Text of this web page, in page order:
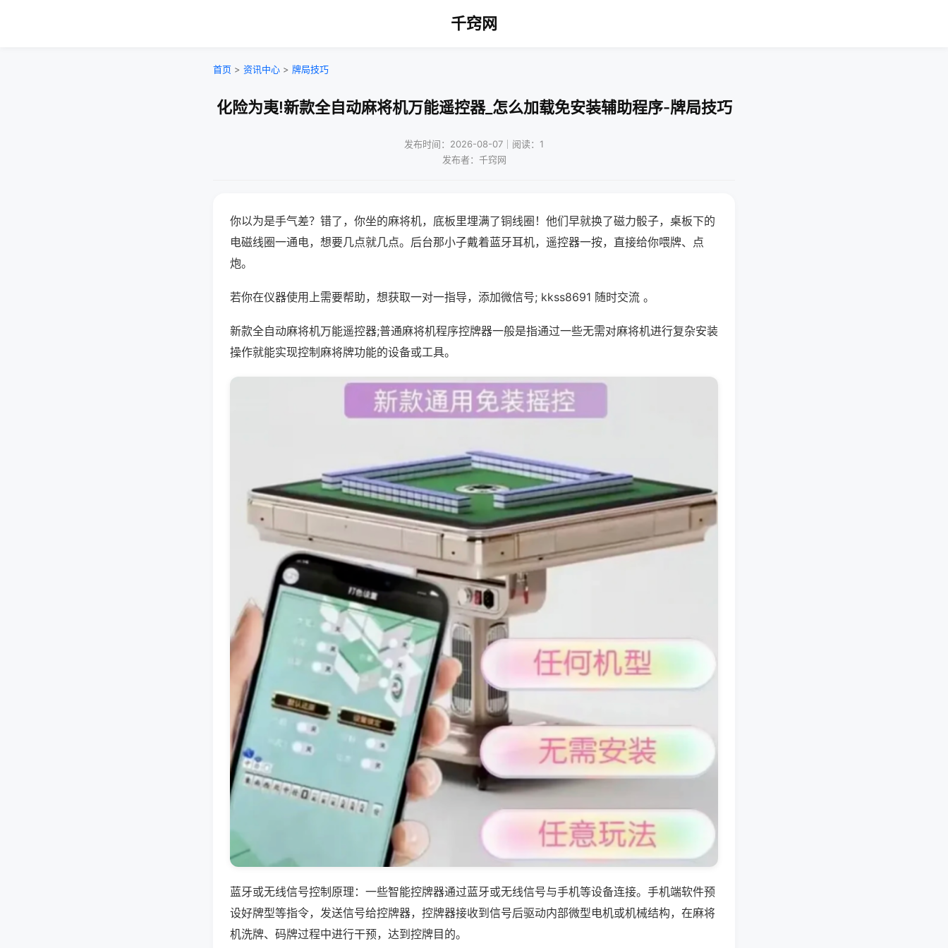
千窍网
首页 > 资讯中心 > 牌局技巧
化险为夷!新款全自动麻将机万能遥控器_怎么加载免安装辅助程序-牌局技巧
发布时间：2026-08-07｜阅读：1
发布者：千窍网
你以为是手气差？错了，你坐的麻将机，底板里埋满了铜线圈！他们早就换了磁力骰子，桌板下的
电磁线圈一通电，想要几点就几点。后台那小子戴着蓝牙耳机，遥控器一按，直接给你喂牌、点
炮。
若你在仪器使用上需要帮助，想获取一对一指导，添加微信号; kkss8691 随时交流 。
新款全自动麻将机万能遥控器;普通麻将机程序控牌器一般是指通过一些无需对麻将机进行复杂安装
操作就能实现控制麻将牌功能的设备或工具。
蓝牙或无线信号控制原理：一些智能控牌器通过蓝牙或无线信号与手机等设备连接。手机端软件预
设好牌型等指令，发送信号给控牌器，控牌器接收到信号后驱动内部微型电机或机械结构，在麻将
机洗牌、码牌过程中进行干预，达到控牌目的。